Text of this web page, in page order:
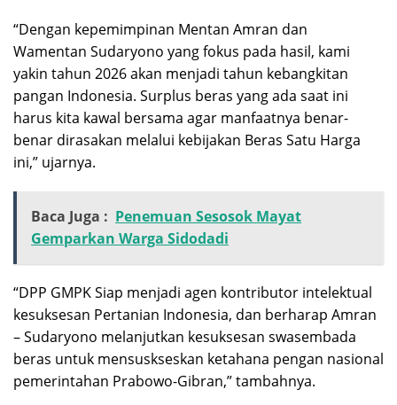
“Dengan kepemimpinan Mentan Amran dan
Wamentan Sudaryono yang fokus pada hasil, kami
yakin tahun 2026 akan menjadi tahun kebangkitan
pangan Indonesia. Surplus beras yang ada saat ini
harus kita kawal bersama agar manfaatnya benar-
benar dirasakan melalui kebijakan Beras Satu Harga
ini,” ujarnya.
Baca Juga : Penemuan Sesosok Mayat
Gemparkan Warga Sidodadi
“DPP GMPK Siap menjadi agen kontributor intelektual
kesuksesan Pertanian Indonesia, dan berharap Amran
– Sudaryono melanjutkan kesuksesan swasembada
beras untuk mensuskseskan ketahana pengan nasional
pemerintahan Prabowo-Gibran,” tambahnya.